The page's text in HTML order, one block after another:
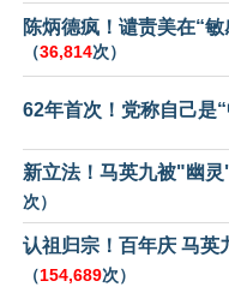
陈炳德疯！谴责美在“
（36,814次）
62年首次！党称自己是
新立法！马英九被"幽
次）
认祖归宗！百年庆 马英
（154,689次）